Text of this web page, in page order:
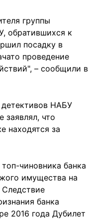
группы
обратившихся к
посадку в
проведение
– сообщили в
детективов НАБУ
заявлял, что
находятся за
чиновника банка
имущества на
банка
2016 года Дубилет